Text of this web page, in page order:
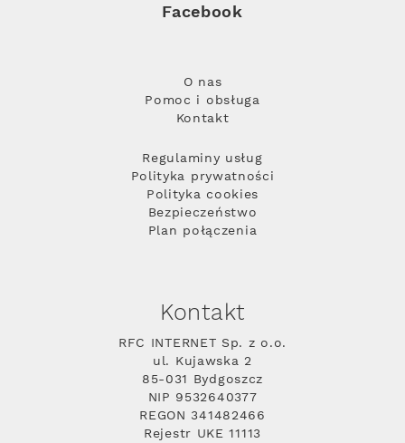
Facebook
O nas
Pomoc i obsługa
Kontakt
Regulaminy usług
Polityka prywatności
Polityka cookies
Bezpieczeństwo
Plan połączenia
Kontakt
RFC INTERNET Sp. z o.o.
ul. Kujawska 2
85-031 Bydgoszcz
NIP 9532640377
REGON 341482466
Rejestr UKE 11113